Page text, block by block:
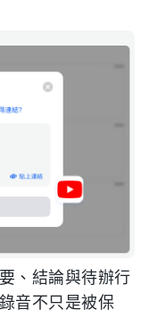
、結論與待辦行
音不只是被保